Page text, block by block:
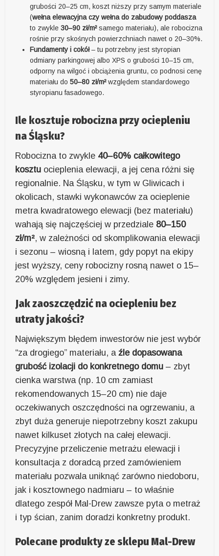
grubości 20–25 cm, koszt niższy przy samym materiale
(wełna elewacyjna czy wełna do zabudowy poddasza
to zwykle30–90 zł/m²samego materiału), ale robocizna
rośnie przy skośnych powierzchniach nawet o 20–30%.
Fundamenty i cokół– tu potrzebny jest styropian
odmiany parkingowej albo XPS o grubości 10–15 cm,
odporny na wilgoć i obciążenia gruntu, co podnosi cenę
materiału do50–80 zł/m²względem standardowego
styropianu fasadowego.
Ile kosztuje robocizna przy ociepleniu
na Śląsku?
Robocizna to zwykle 40–60% całkowitego
kosztu ocieplenia elewacji, a jej cena różni się
regionalnie. Na Śląsku, w tym w Gliwicach i
okolicach, stawki wykonawców za ocieplenie
metra kwadratowego elewacji (bez materiału)
wahają się najczęściej w przedziale 80–150
zł/m², w zależności od skomplikowania elewacji
i sezonu – wiosną i latem, gdy popyt na ekipy
jest wyższy, ceny robocizny rosną nawet o 15–
20% względem jesieni i zimy.
Jak zaoszczędzić na ociepleniu bez
utraty jakości?
Największym błędem inwestorów nie jest wybór
“za drogiego” materiału, aźle dopasowana
grubość izolacji do konkretnego domu – zbyt
cienka warstwa (np. 10 cm zamiast
rekomendowanych 15–20 cm) nie daje
oczekiwanych oszczędności na ogrzewaniu, a
zbyt duża generuje niepotrzebny koszt zakupu
nawet kilkuset złotych na całej elewacji.
Precyzyjne przeliczenie metrażu elewacji i
konsultacja z doradcą przed zamówieniem
materiału pozwala uniknąć zarówno niedoboru,
jak i kosztownego nadmiaru – to właśnie
dlatego zespół Mal-Drew zawsze pyta o metraż
i typ ścian, zanim doradzi konkretny produkt.
Polecane produkty ze sklepu Mal-Drew